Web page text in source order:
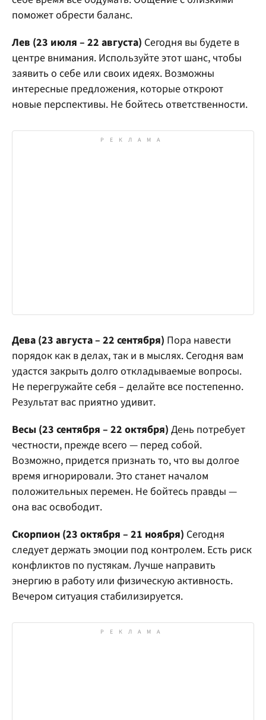
поможет обрести баланс.
Лев (23 июля – 22 августа) Сегодня вы будете в
центре внимания. Используйте этот шанс, чтобы
заявить о себе или своих идеях. Возможны
интересные предложения, которые откроют
новые перспективы. Не бойтесь ответственности.
Дева (23 августа – 22 сентября) Пора навести
порядок как в делах, так и в мыслях. Сегодня вам
удастся закрыть долго откладываемые вопросы.
Не перегружайте себя – делайте все постепенно.
Результат вас приятно удивит.
Весы (23 сентября – 22 октября) День потребует
честности, прежде всего — перед собой.
Возможно, придется признать то, что вы долгое
время игнорировали. Это станет началом
положительных перемен. Не бойтесь правды —
она вас освободит.
Скорпион (23 октября – 21 ноября) Сегодня
следует держать эмоции под контролем. Есть риск
конфликтов по пустякам. Лучше направить
энергию в работу или физическую активность.
Вечером ситуация стабилизируется.